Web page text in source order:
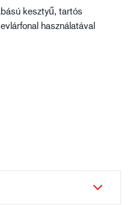
kesztyű, tartós
használatával